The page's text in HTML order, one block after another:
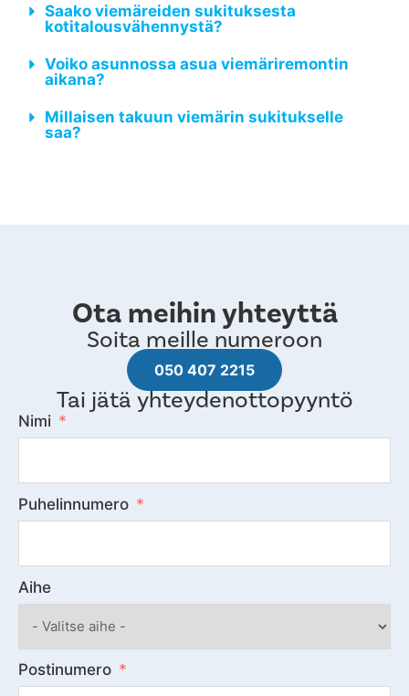
Saako viemäreiden sukituksesta
kotitalousvähennystä?
Voiko asunnossa asua viemäriremontin
aikana?
Millaisen takuun viemärin sukitukselle
saa?
Ota meihin yhteyttä
Soita meille numeroon
050 407 2215
Tai jätä yhteydenottopyyntö
Nimi
Puhelinnumero
Aihe
Postinumero